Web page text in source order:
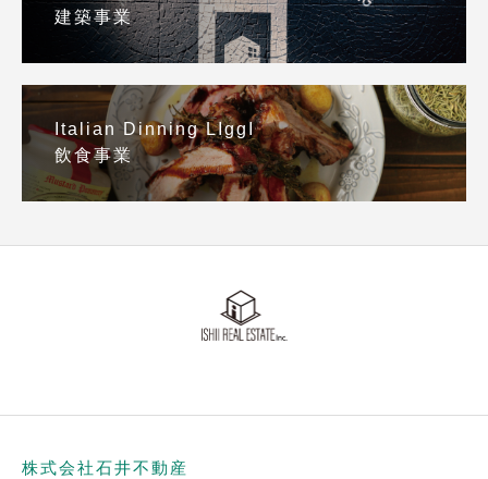
建築事業
Italian Dinning LIggI
飲食事業
株式会社石井不動産